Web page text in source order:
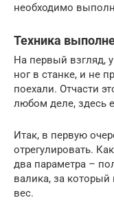
необходимо
Техника
На первый взгляд,
ног в станке, и не
поехали. Отчасти
любом деле, здесь
Итак, в первую
отрегулировать.
два параметра –
валика, за который
вес.